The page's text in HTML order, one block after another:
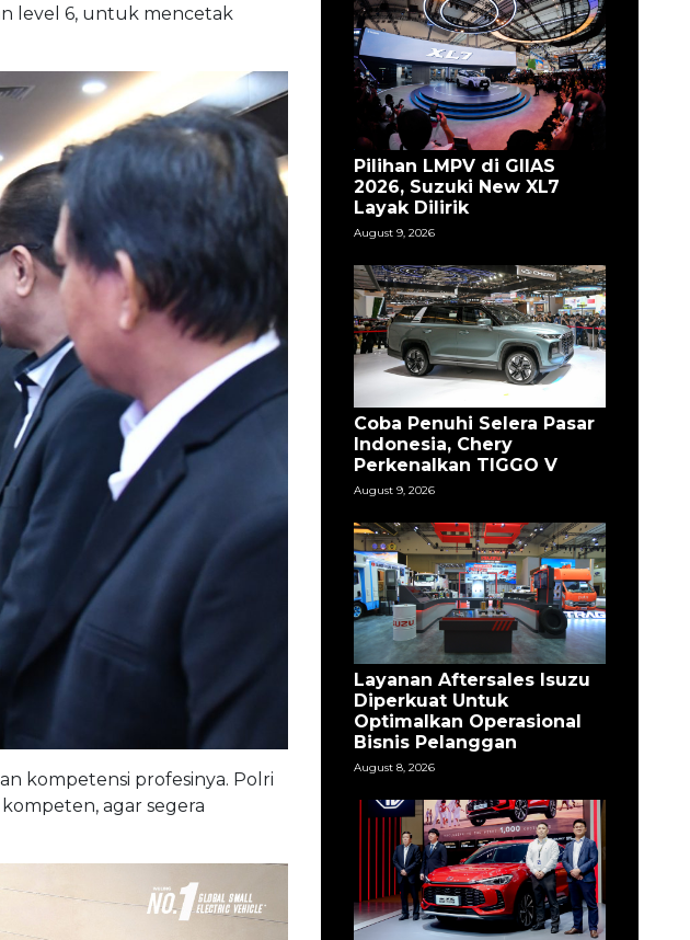
level 6, untuk mencetak
kompetensi profesinya. Polri
agar segera
Pilihan LMPV di GIIAS
2026, Suzuki New XL7
Layak Dilirik
August 9, 2026
Coba Penuhi Selera Pasar
Indonesia, Chery
Perkenalkan TIGGO V
August 9, 2026
Layanan Aftersales Isuzu
Diperkuat Untuk
Optimalkan Operasional
Bisnis Pelanggan
August 8, 2026